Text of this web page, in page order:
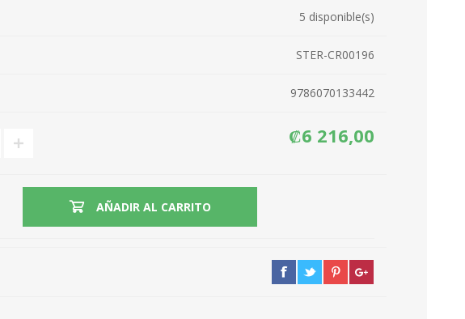
5 disponible(s)
STER-CR00196
9786070133442
₡6 216,00
AÑADIR AL CARRITO